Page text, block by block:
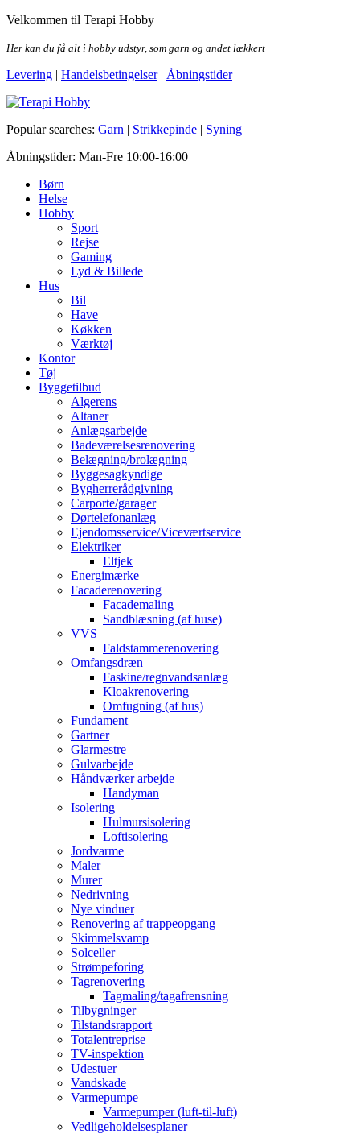
Skip
the
Velkommen til Terapi Hobby
Her kan du få alt i hobby udstyr, som garn og andet lækkert
Levering | Handelsbetingelser| Åbningstider
Terapi Hobby
Popular searches: Garn | Strikkepinde | Syning
Åbningstider: Man-Fre 10:00-16:00
Børn
Helse
Hobby
Sport
Rejse
Gaming
Lyd & Billede
Hus
Bil
Have
Køkken
Værktøj
Kontor
Tøj
Byggetilbud
Algerens
Altaner
Anlægsarbejde
Badeværelsesrenovering
Belægning/brolægning
Byggesagkyndige
Bygherrerådgivning
Carporte/garager
Dørtelefonanlæg
Ejendomsservice/Viceværtservice
Elektriker
Eltjek
Energimærke
Facaderenovering
Facademaling
Sandblæsning (af huse)
VVS
Faldstammerenovering
Omfangsdræn
Faskine/regnvandsanlæg
Kloakrenovering
Omfugning (af hus)
Fundament
Gartner
Glarmestre
Gulvarbejde
Håndværker arbejde
Handyman
Isolering
Hulmursisolering
Loftisolering
Jordvarme
Maler
Murer
Nedrivning
Nye vinduer
Renovering af trappeopgang
Skimmelsvamp
Solceller
Strømpeforing
Tagrenovering
Tagmaling/tagafrensning
Tilbygninger
Tilstandsrapport
Totalentreprise
TV-inspektion
Udestuer
Vandskade
Varmepumpe
Varmepumper (luft-til-luft)
Vedligeholdelsesplaner